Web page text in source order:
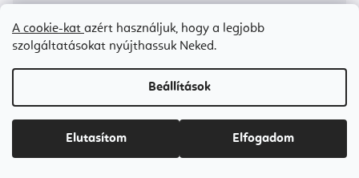
A cookie-kat azért használjuk, hogy a legjobb
szolgáltatásokat nyújthassuk Neked.
Beállítások
Elutasítom Elfogadom
Ledraplastic Overball Softgym rehabilitációs edzőlabda 23 cm